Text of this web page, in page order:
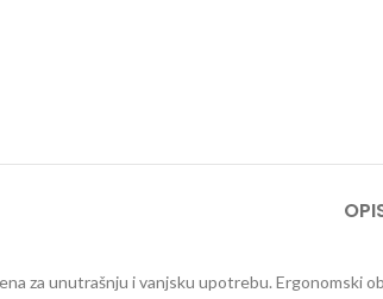
za unutrašnju i vanjsku upotrebu. Ergonomski